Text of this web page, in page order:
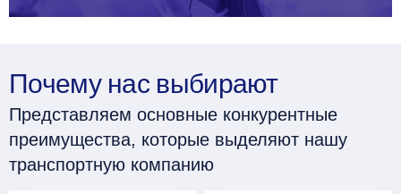
Почему нас выбирают
Представляем основные конкурентные
преимущества, которые выделяют нашу
транспортную компанию